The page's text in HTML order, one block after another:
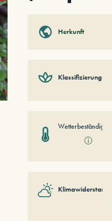
Herkunft
Klassifizierung
ⓘ
Klimawiderstand